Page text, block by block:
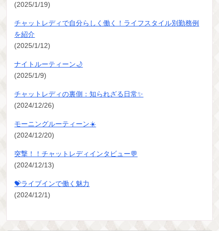
(2025/1/19)
チャットレディで自分らしく働く！ライフスタイル別勤務例
を紹介
(2025/1/12)
ナイトルーティーン🌙
(2025/1/9)
チャットレディの裏側：知られざる日常✨
(2024/12/26)
モーニングルーティーン☀️
(2024/12/20)
突撃！！チャットレディインタビュー💬
(2024/12/13)
💝ライブインで働く魅力
(2024/12/1)